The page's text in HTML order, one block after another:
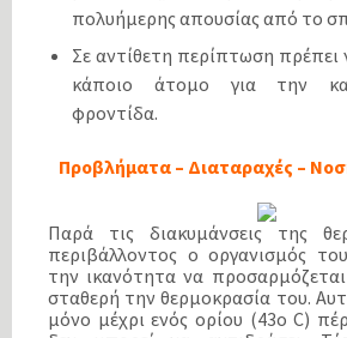
πολυήμερης απουσίας από το
Σε αντίθετη περίπτωση πρέπει
κάποιο άτομο για την
φροντίδα.
Προβλήματα – Διαταραχές –
Παρά τις διακυμάνσεις της
περιβάλλοντος ο οργανισμός
την ικανότητα να
σταθερή την θερμοκρασία του.
μόνο μέχρι ενός ορίου (43ο C)